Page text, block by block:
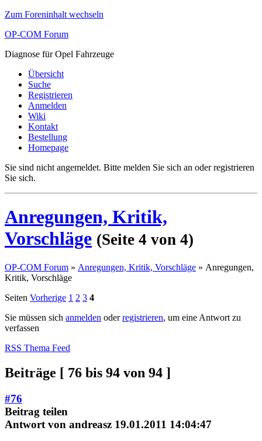
Zum Foreninhalt wechseln
OP-COM Forum
Diagnose für Opel Fahrzeuge
Übersicht
Suche
Registrieren
Anmelden
Wiki
Kontakt
Bestellung
Homepage
Sie sind nicht angemeldet. Bitte melden Sie sich an oder registrieren
Sie sich.
Anregungen, Kritik,
Vorschläge (Seite 4 von 4)
OP-COM Forum » Anregungen, Kritik, Vorschläge » Anregungen,
Kritik, Vorschläge
Seiten Vorherige 1 2 3 4
Sie müssen sich anmelden oderregistrieren, um eine Antwort zu
verfassen
RSS Thema Feed
Beiträge [ 76 bis 94 von 94 ]
#76
Beitrag teilen
Antwort von andreasz 19.01.2011 14:04:47